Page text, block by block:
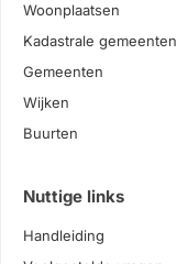
Woonplaatsen
Kadastrale gemeenten
Gemeenten
Wijken
Buurten
Nuttige links
Handleiding